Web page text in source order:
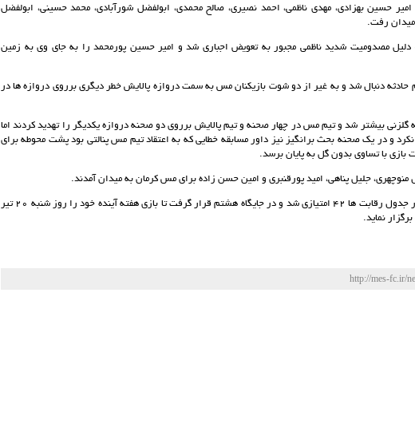
امیر حسین بهزادی، مهدی ناظمی، احمد نصیری، صالح محمدی، ابولفضل شورآبادی، محمد حسینی، ابولفضل
میدان رفت.
مس به دلیل مصدومیت شدید ناظمی مجبور به تعویض اجباری شد و امیر حسین پورمحمد را به جای وی به زمین
حادثه دنبال شد و به غیر از دو شوت بازیکنان مس به سمت دروازه پالایش خطر دیگری برروی دروازه ها در
گلزنی بیشتر شد و تیم مس در چهار صحنه و تیم پالایش برروی دو صحنه دروازه یکدیگر را تهدید کردند اما
و در یک صحنه بحث برانگیز نیز داور مسابقه خطایی که به اعتقاد تیم مس پنالتی بود پشت محوطه برای
بازی با تساوی بدون گل به پایان برسد.
جلیل پناهی، امید پورقنبری و امین حسن زاده برای مس کرمان به میدان آمدند.
تیم مس با این یک امتیاز در جدول رقابت ها 42 امتیازی شد و در جایگاه هشتم قرار گرفت تا بازی هفته آینده خود را روز شنبه 20 تیر
نماید.